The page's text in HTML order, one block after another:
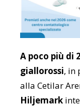
A poco più di
giallorossi, in
alla Cetilar
Hiljemark